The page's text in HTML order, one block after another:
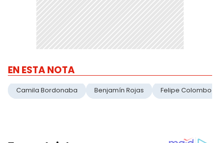
EN ESTA NOTA
Camila Bordonaba Benjamín Rojas Felipe Colombo